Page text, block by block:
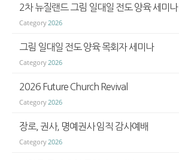
​2차 뉴질랜드 그림 일대일 전도 양육 세미나
Category 2026
그림 일대일 전도 양육 목회자 세미나
Category 2026
2026 Future Church Revival
Category 2026
장로, 권사, 명예권사 임직 감사예배
Category 2026